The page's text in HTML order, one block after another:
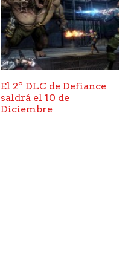
El 2º DLC de Defiance
saldrá el 10 de
Diciembre